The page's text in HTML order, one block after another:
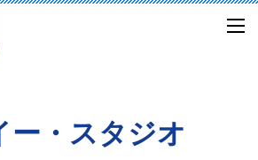
ー・スタジオ